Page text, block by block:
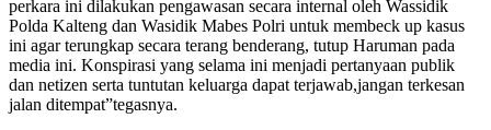
perkara ini dilakukan pengawasan secara internal oleh Wassidik
Polda Kalteng dan Wasidik Mabes Polri untuk membeck up kasus
ini agar terungkap secara terang benderang, tutup Haruman pada
media ini. Konspirasi yang selama ini menjadi pertanyaan publik
dan netizen serta tuntutan keluarga dapat terjawab,jangan terkesan
jalan ditempat”tegasnya.